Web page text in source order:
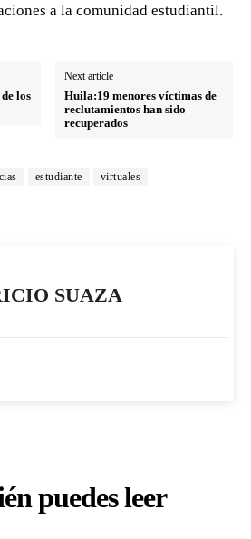
a la comunidad estudiantil.
los
Next article
Huila:19 menores víctimas de
reclutamientos han sido
recuperados
estudiante virtuales
SUAZA
puedes leer